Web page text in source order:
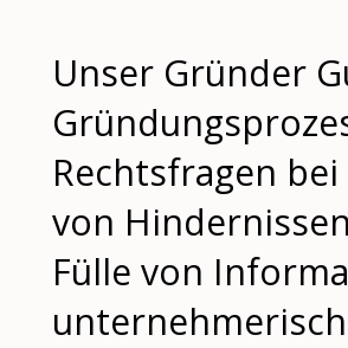
Unser Gründer
Rechtsfragen
von
Fülle von